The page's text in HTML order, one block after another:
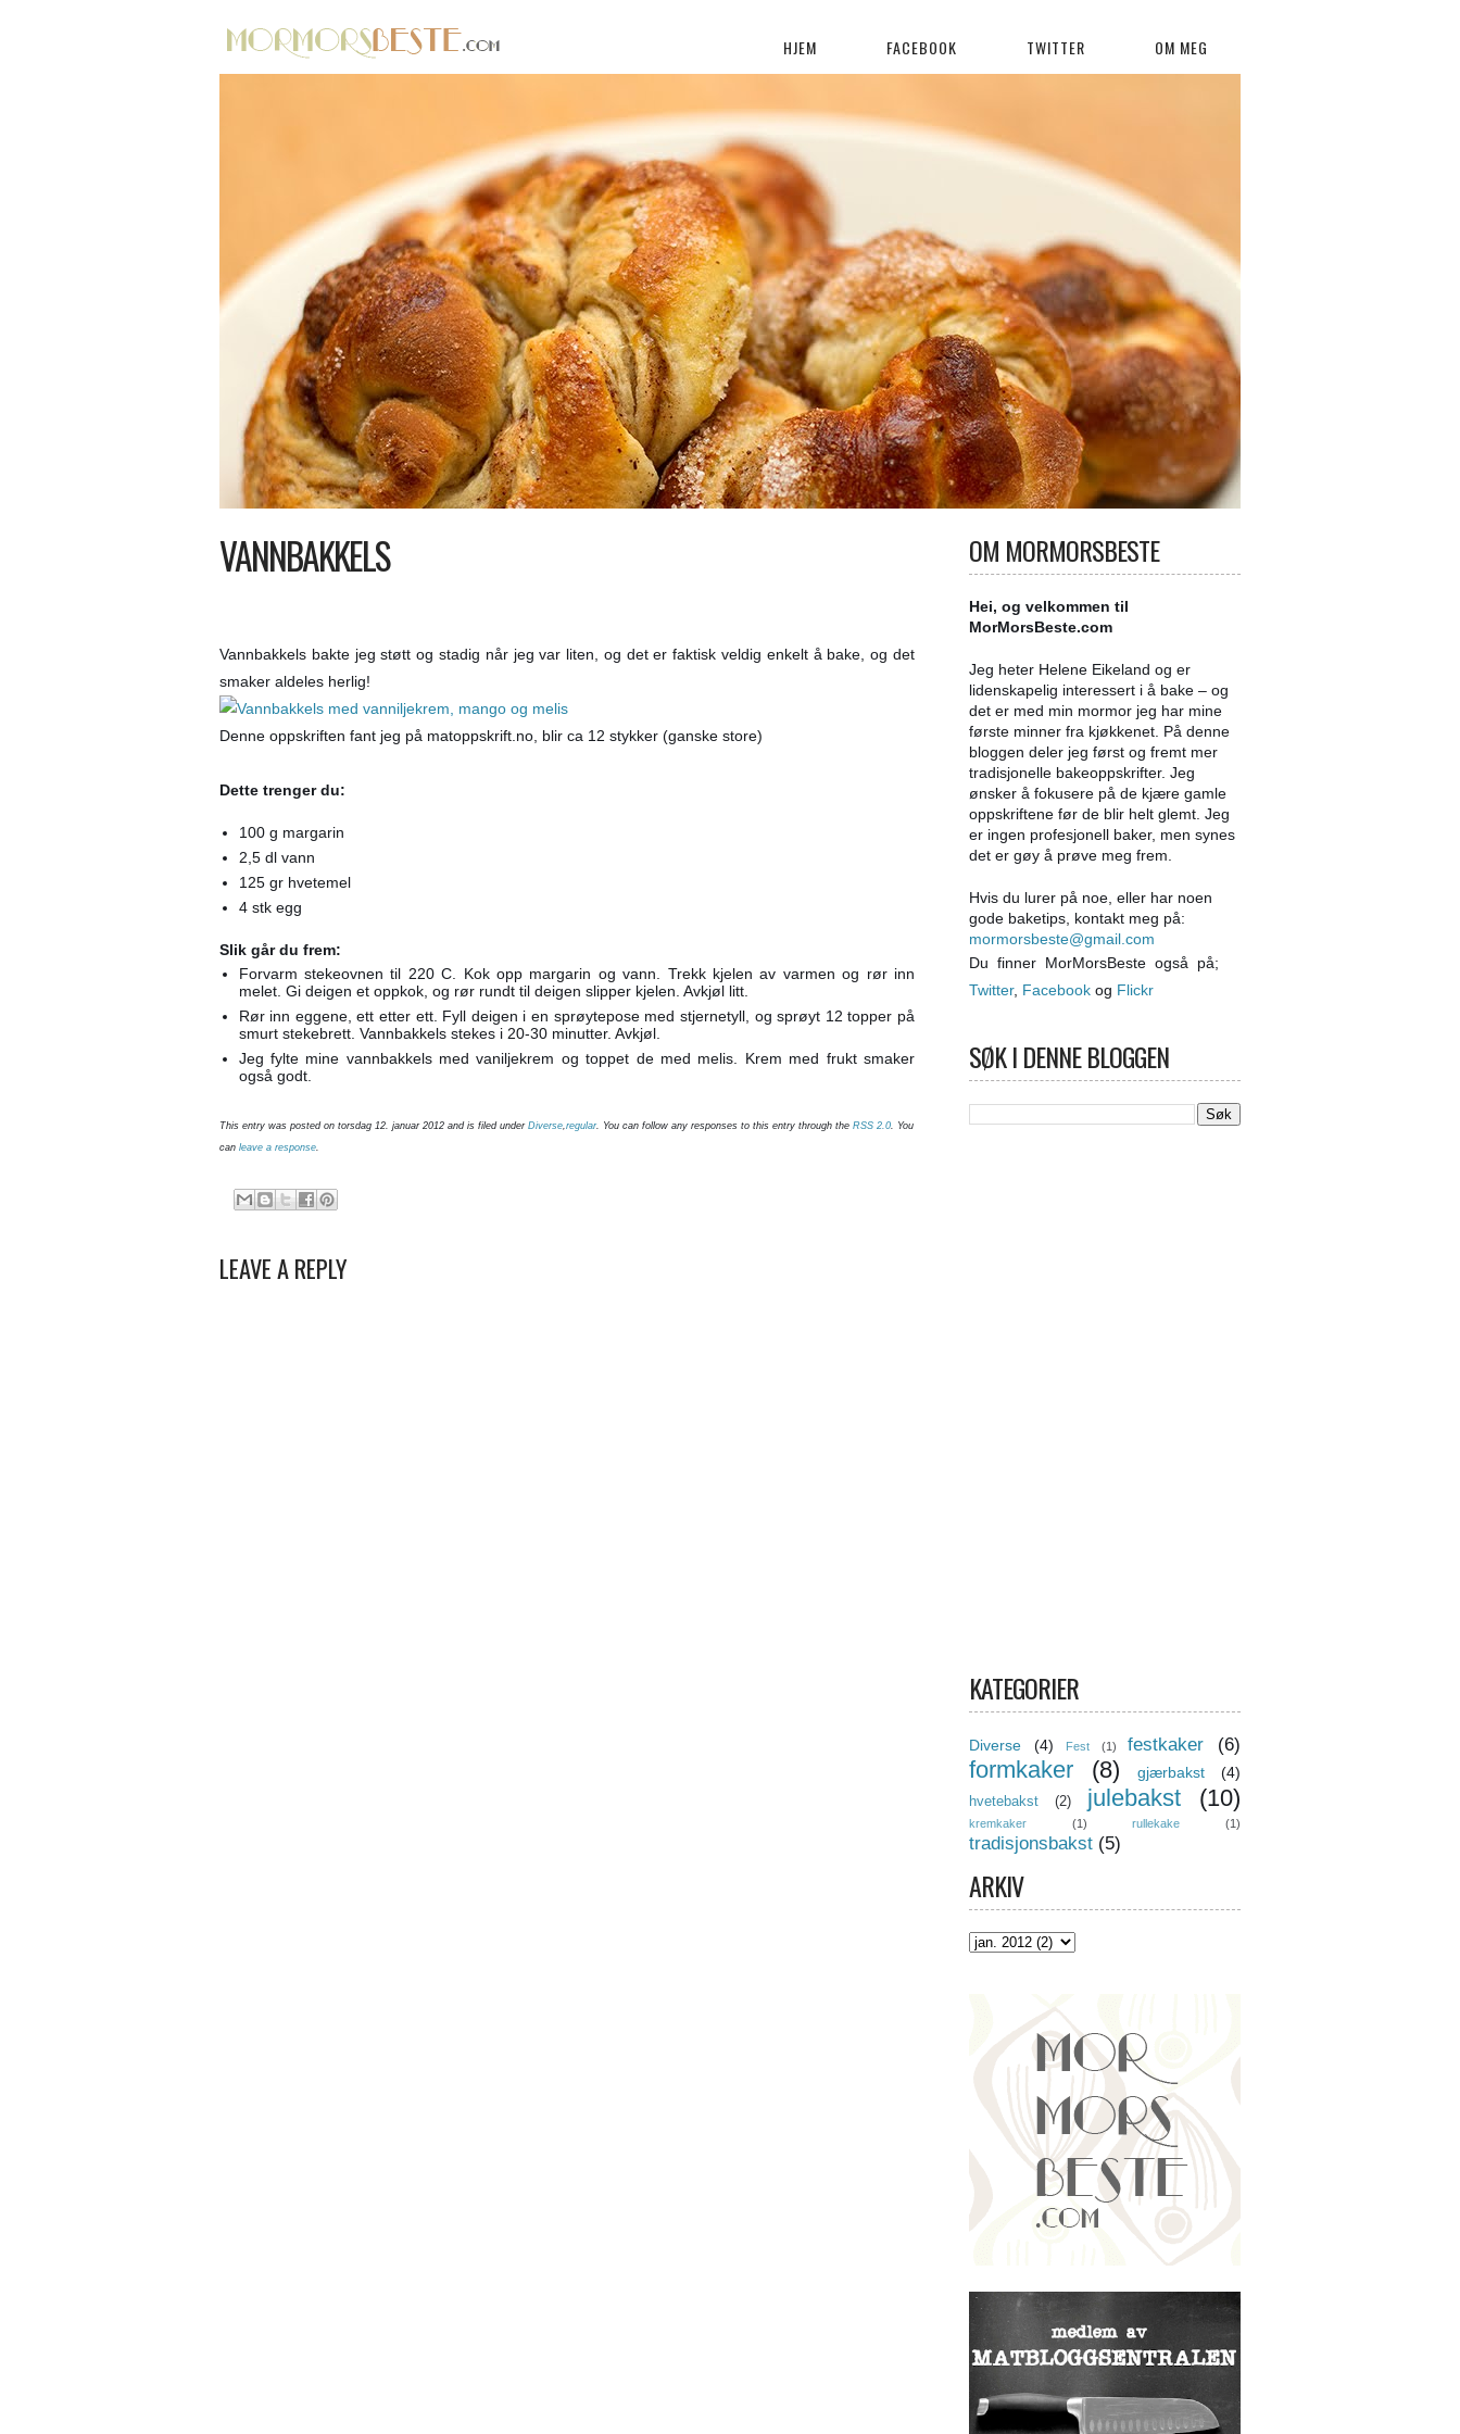
HJEM FACEBOOK TWITTER OM MEG
VANNBAKKELS
Vannbakkels bakte jeg støtt og stadig når jeg var liten, og det er faktisk veldig enkelt å bake, og det
smaker aldeles herlig!
Denne oppskriften fant jeg på matoppskrift.no, blir ca 12 stykker (ganske store)
Dette trenger du:
100 g margarin
2,5 dl vann
125 gr hvetemel
4 stk egg
Slik går du frem:
Forvarm stekeovnen til 220 C. Kok opp margarin og vann. Trekk kjelen av varmen og rør inn
melet. Gi deigen et oppkok, og rør rundt til deigen slipper kjelen. Avkjøl litt.
Rør inn eggene, ett etter ett. Fyll deigen i en sprøytepose med stjernetyll, og sprøyt 12 topper på
smurt stekebrett. Vannbakkels stekes i 20-30 minutter. Avkjøl.
Jeg fylte mine vannbakkels med vaniljekrem og toppet de med melis. Krem med frukt smaker
også godt.
This entry was posted on torsdag 12. januar 2012 and is filed under Diverse,regular. You can follow any responses to this entry through the RSS 2.0. You
can leave a response.
LEAVE A REPLY
OM MORMORSBESTE
Hei, og velkommen til
MorMorsBeste.com
Jeg heter Helene Eikeland og er
lidenskapelig interessert i å bake – og
det er med min mormor jeg har mine
første minner fra kjøkkenet. På denne
bloggen deler jeg først og fremt mer
tradisjonelle bakeoppskrifter. Jeg
ønsker å fokusere på de kjære gamle
oppskriftene før de blir helt glemt. Jeg
er ingen profesjonell baker, men synes
det er gøy å prøve meg frem.
Hvis du lurer på noe, eller har noen
gode baketips, kontakt meg på:
mormorsbeste@gmail.com
Du finner MorMorsBeste også på;
Twitter, Facebook og Flickr
SØK I DENNE BLOGGEN
KATEGORIER
Diverse (4) Fest (1) festkaker (6)
formkaker (8) gjærbakst (4)
hvetebakst (2) julebakst (10)
kremkaker (1) rullekake (1)
tradisjonsbakst (5)
ARKIV